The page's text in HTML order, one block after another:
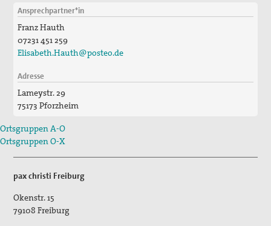
2012_125 Jahre Max Josef Metzger
Christliche Kriegsverweigerung und die Kirchen 1914
Ausstellung
Friedenskerzen
"Alle müssen den Krieg verlästern"
Ansprechpartner*in
Franz Hauth
07231 451 259
Elisabeth.Hauth@posteo.de
Adresse
Lameystr. 29
75173 Pforzheim
Ortsgruppen A-O
Ortsgruppen O-X
pax christi Freiburg
Okenstr. 15
79108 Freiburg